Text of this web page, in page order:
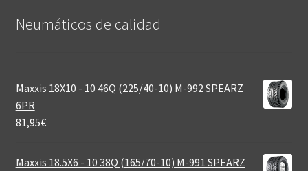
Neumáticos de calidad‎
Maxxis 18X10 - 10 46Q (225/40-10) M-992 SPEARZ
6PR
81,95€
Maxxis 18.5X6 - 10 38Q (165/70-10) M-991 SPEARZ